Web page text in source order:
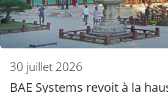
30 juillet 2026
BAE Systems revoit à la